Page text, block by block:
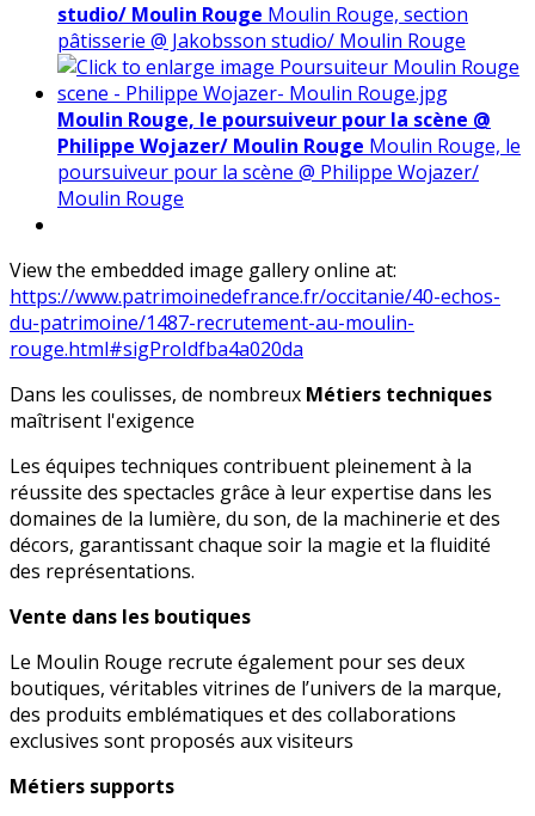
studio/ Moulin Rouge Moulin Rouge, section
pâtisserie @ Jakobsson studio/ Moulin Rouge
Moulin Rouge, le poursuiveur pour la scène @
Philippe Wojazer/ Moulin Rouge Moulin Rouge, le
poursuiveur pour la scène @ Philippe Wojazer/
Moulin Rouge
View the embedded image gallery online at:
https://www.patrimoinedefrance.fr/occitanie/40-echos-
du-patrimoine/1487-recrutement-au-moulin-
rouge.html#sigProIdfba4a020da
Dans les coulisses, de nombreux Métiers techniques
maîtrisent l'exigence
Les équipes techniques contribuent pleinement à la
réussite des spectacles grâce à leur expertise dans les
domaines de la lumière, du son, de la machinerie et des
décors, garantissant chaque soir la magie et la fluidité
des représentations.
Vente dans les boutiques
Le Moulin Rouge recrute également pour ses deux
boutiques, véritables vitrines de l’univers de la marque,
des produits emblématiques et des collaborations
exclusives sont proposés aux visiteurs
Métiers supports